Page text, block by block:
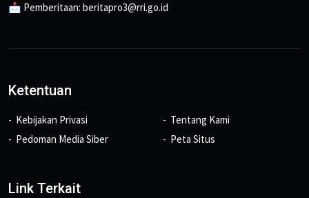
📩 Pemberitaan: beritapro3@rri.go.id
Ketentuan
Kebijakan Privasi
Pedoman Media Siber
Tentang Kami
Peta Situs
Link Terkait